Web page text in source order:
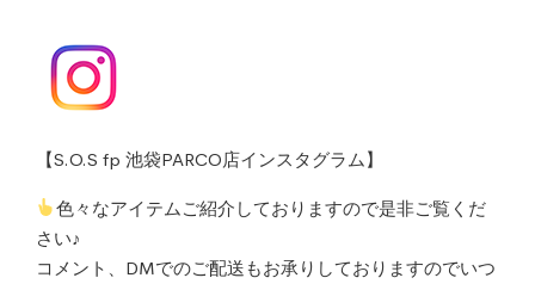
【S.O.S fp 池袋PARCO店インスタグラム】
色々なアイテムご紹介しておりますので是非ご覧くだ
さい♪
コメント、DMでのご配送もお承りしておりますのでいつ